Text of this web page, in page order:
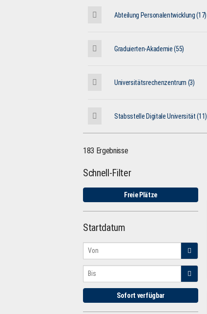
Abteilung Personalentwicklung (17)
Graduierten-Akademie (55)
Universitätsrechenzentrum (3)
Stabsstelle Digitale Universität (11)
183 Ergebnisse
Schnell-Filter
Freie Plätze
Startdatum
Sofort verfügbar